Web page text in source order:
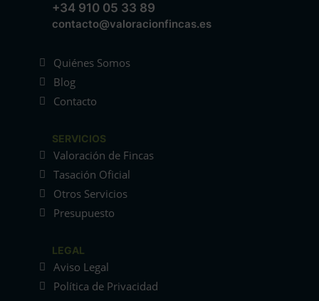
+34 910 05 33 89
contacto@valoracionfincas.es
Quiénes Somos
Blog
Contacto
SERVICIOS
Valoración de Fincas
Tasación Oficial
Otros Servicios
Presupuesto
LEGAL
Aviso Legal
Política de Privacidad